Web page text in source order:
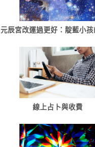
元辰宮改運過更好：靛藍小
線上占卜與收費